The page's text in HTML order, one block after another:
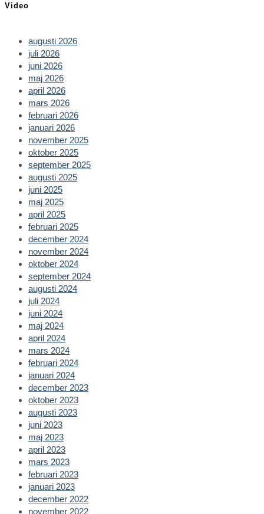
Video
augusti 2026
juli 2026
juni 2026
maj 2026
april 2026
mars 2026
februari 2026
januari 2026
november 2025
oktober 2025
september 2025
augusti 2025
juni 2025
maj 2025
april 2025
februari 2025
december 2024
november 2024
oktober 2024
september 2024
augusti 2024
juli 2024
juni 2024
maj 2024
april 2024
mars 2024
februari 2024
januari 2024
december 2023
oktober 2023
augusti 2023
juni 2023
maj 2023
april 2023
mars 2023
februari 2023
januari 2023
december 2022
november 2022